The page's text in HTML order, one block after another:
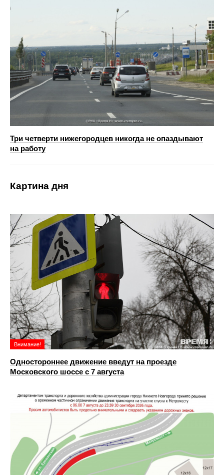
Три четверти нижегородцев никогда не опаздывают
на работу
Картина дня
Внимание!
Одностороннее движение введут на проезде
Московского шоссе с 7 августа